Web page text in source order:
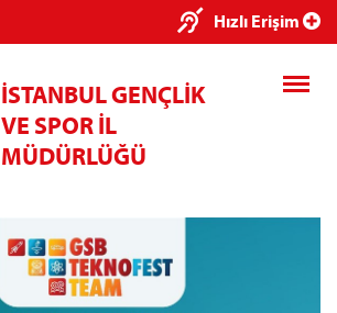
Hızlı Erişim
İSTANBUL GENÇLİK
VE SPOR İL
MÜDÜRLÜĞÜ
×
Spor Bilgi
Sistemi